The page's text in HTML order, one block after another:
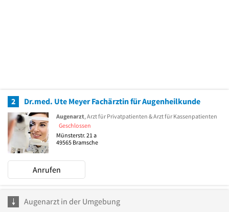
2 Dr.med. Ute Meyer Fachärztin für Augenheilkunde
Augenarzt, Arzt für Privatpatienten & Arzt für Kassenpatienten
Geschlossen
Münsterstr. 21 a
49565 Bramsche
Anrufen
Augenarzt in der Umgebung